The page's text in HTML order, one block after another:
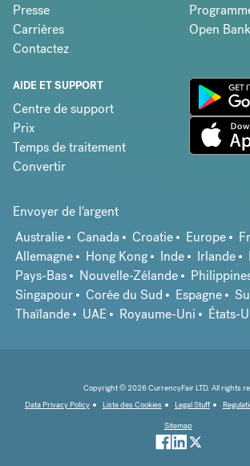
Presse
Carrières
Contactez
Open
AIDE ET SUPPORT
Centre de support
Prix
Temps de traitement
Convertir
Envoyer de l'argent
Australie
Canada Croatie Europe
Allemagne
Hong Kong Inde Irlande
Pays-Bas
Nouvelle-Zélande
Singapour
Corée du Sud Espagne
Thaïlande
UAE Royaume-Uni États-
Copyright © 2026 CurrencyFair LTD. All rights
Data Privacy Policy
Liste des Cookies Legal Stuff
Sitemap